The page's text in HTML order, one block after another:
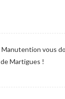
vous
Martigues !